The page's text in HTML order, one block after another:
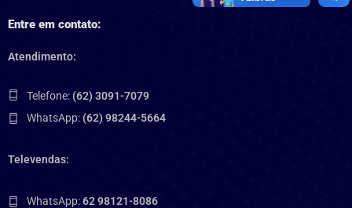
Entre em contato:
Atendimento:
Telefone: (62) 3091-7079
WhatsApp: (62) 98244-5664
Televendas:
WhatsApp:62 98121-8086